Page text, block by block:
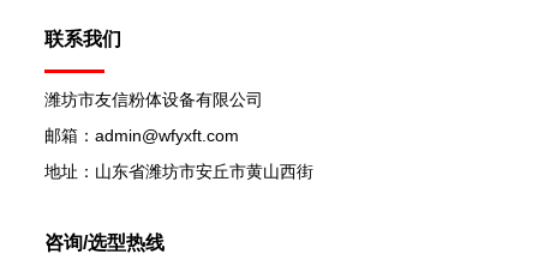
联系我们
潍坊市友信粉体设备有限公司
邮箱：admin@wfyxft.com
地址：山东省潍坊市安丘市黄山西街
咨询/选型热线